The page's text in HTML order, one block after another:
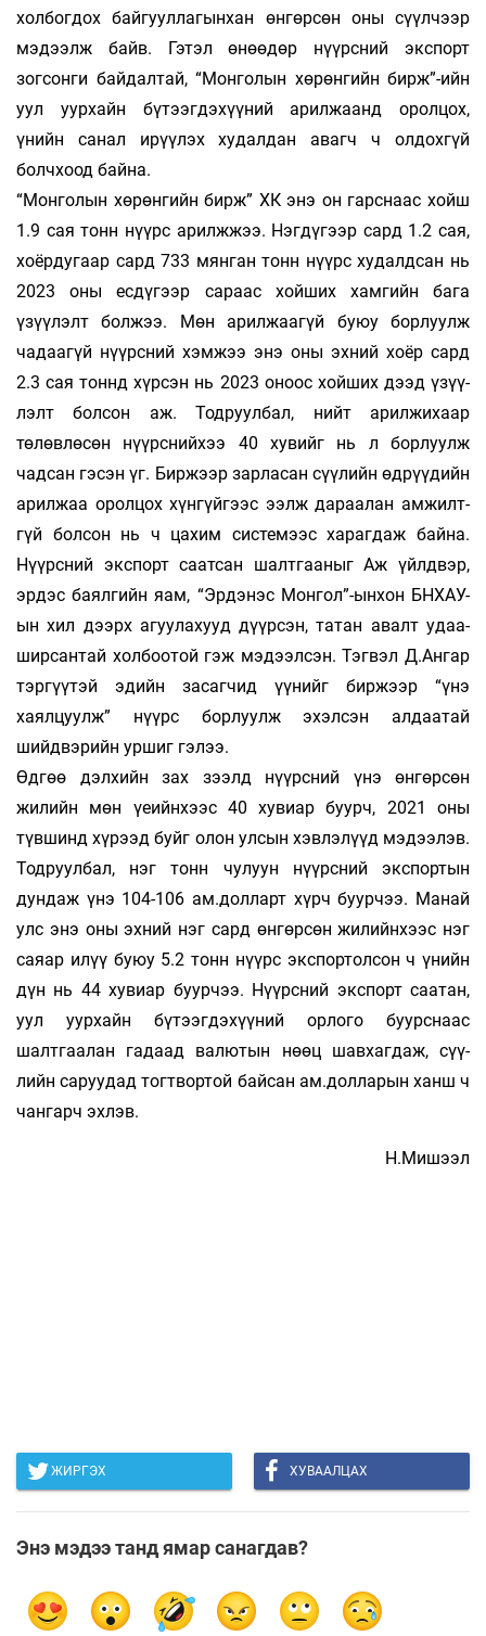
холбогдох бай­­­гууллагынхан өнгөрсөн оны сүүлчээр
мэ­дээлж байв. Гэтэл өнөөдөр нүүрсний экспорт
зогсонги байдалтай, “Монголын хө­рөнгийн бирж”-ийн
уул уурхайн бү­тээг­­дэхүүний арилжаанд оролцох,
үнийн санал ирүүлэх худалдан авагч ч олдохгүй
болчхоод байна.
“Монголын хөрөнгийн бирж” ХК энэ он гарснаас хойш
1.9 сая тонн нүүрс арилж­­­­­­жээ. Нэгдүгээр сард 1.2 сая,
хоёр­ду­­гаар сард 733 мян­­­ган тонн нүүрс худалд­­сан нь
2023 оны есдүгээр сараас хойших хам­­гийн бага
үзүүлэлт болжээ. Мөн арилжаа­­­­гүй буюу борлуулж
чадаагүй нүүрсний хэм­­­­­­­жээ энэ оны эхний хоёр сард
2.3 сая тоннд хүрсэн нь 2023 оноос хойших дээд үзүү­­­­
лэлт болсон аж. Тодруулбал, нийт арил­­­­­­жихаар
төлөвлөсөн нүүрснийхээ 40 ху­­вийг нь л борлуулж
чадсан гэсэн үг. Бир­­­жээр зарласан сүүлийн өдрүүдийн
арил­­­­­­жаа орол­­цох хүнгүйгээс ээлж да­­­раа­­лан ам­жилт­­
гүй болсон нь ч цахим системээс ха­­раг­­­даж байна.
Нүүрсний экспорт саатсан шалт­гаа­­­­ныг Аж үйлдвэр,
эрдэс баялгийн яам, “Эр­­­­дэ­­нэс Монгол”-ынхон БНХАУ-
ын хил дээрх агуу­­лахууд дүүрсэн, татан авалт удаа­­­­
ширсантай холбоотой гэж мэдээл­­­­­сэн. Тэг­­вэл Д.Ангар
тэргүүтэй эдийн засаг­чид үү­­нийг биржээр “үнэ
хаялцуулж” нүүрс бор­­­­луулж эхэлсэн алдаатай
шийдвэрийн уршиг гэлээ.
Өдгөө дэлхийн зах зээлд нүүрсний үнэ өнгөрсөн
жилийн мөн үеийнхээс 40 ху­­виар буурч, 2021 оны
түвшинд хүрээд буйг олон улсын хэвлэлүүд мэдээлэв.
Тод­руул­­­бал, нэг тонн чулуун нүүрсний экспор­­тын
дундаж үнэ 104-106 ам.долларт хүрч буурчээ. Манай
улс энэ оны эхний нэг сард өнгөрсөн жилийнхээс нэг
саяар илүү буюу 5.2 тонн нүүрс экспортолсон ч үнийн
дүн нь 44 хувиар буурчээ. Нүүрс­ний экс­порт саатан,
уул уурхайн бү­тээг­дэ­­­хүү­­ний орлого буурснаас
шалтгаа­лан га­даад валютын нөөц шавхагдаж, сүү­
лийн саруудад тогтвортой байсан ам.долла­­рын ханш ч
чангарч эхлэв.
Н.Мишээл
ЖИРГЭХ ХУВААЛЦАХ
Энэ мэдээ танд ямар санагдав?